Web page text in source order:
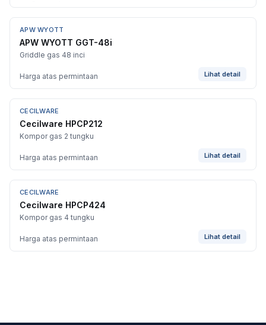
APW WYOTT
APW WYOTT GGT-48i
Griddle gas 48 inci
Harga atas permintaan Lihat detail
CECILWARE
Cecilware HPCP212
Kompor gas 2 tungku
Harga atas permintaan Lihat detail
CECILWARE
Cecilware HPCP424
Kompor gas 4 tungku
Harga atas permintaan Lihat detail